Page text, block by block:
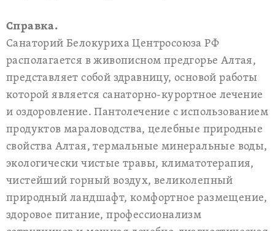
Справка.
Санаторий Белокуриха Центросоюза РФ
располагается в живописном предгорье Алтая,
представляет собой здравницу, основой работы
которой является санаторно-курортное лечение
и оздоровление. Пантолечение с использованием
продуктов мараловодства, целебные природные
свойства Алтая, термальные минеральные воды,
экологически чистые травы, климатотерапия,
чистейший горный воздух, великолепный
природный ландшафт, комфортное размещение,
здоровое питание, профессионализм